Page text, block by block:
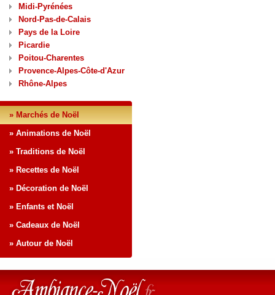
Midi-Pyrénées
Nord-Pas-de-Calais
Pays de la Loire
Picardie
Poitou-Charentes
Provence-Alpes-Côte-d'Azur
Rhône-Alpes
» Marchés de Noël
» Animations de Noël
» Traditions de Noël
» Recettes de Noël
» Décoration de Noël
» Enfants et Noël
» Cadeaux de Noël
» Autour de Noël